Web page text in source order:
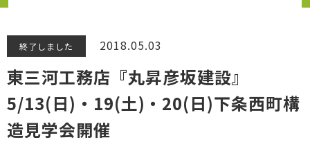
終了しました 2018.05.03
東三河工務店『丸昇彦坂建設』
5/13(日)・19(土)・20(日)下条西町構
造見学会開催